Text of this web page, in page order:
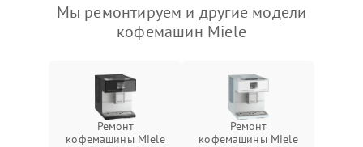
Мы ремонтируем и другие модели
кофемашин Miele
Ремонт
кофемашины Miele
Ремонт
кофемашины Miele